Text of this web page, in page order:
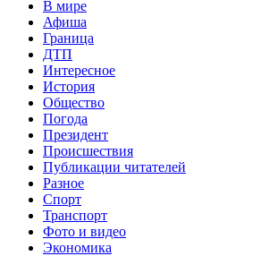
В мире
Афиша
Граница
ДТП
Интересное
История
Общество
Погода
Президент
Происшествия
Публикации читателей
Разное
Спорт
Транспорт
Фото и видео
Экономика